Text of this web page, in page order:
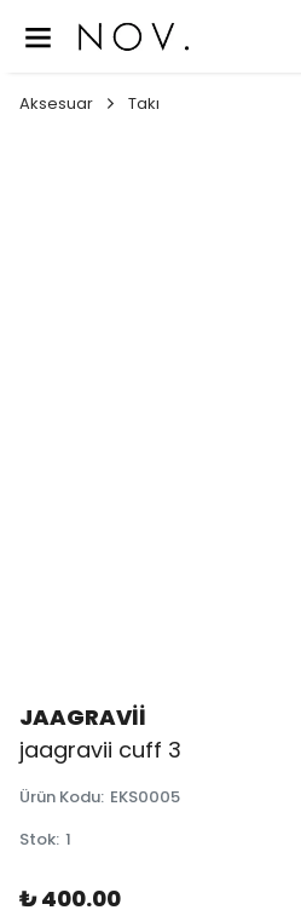
Aksesuar Takı
JAAGRAVİİ
jaagravii cuff 3
Ürün Kodu: EKS0005
Stok: 1
₺ 400.00